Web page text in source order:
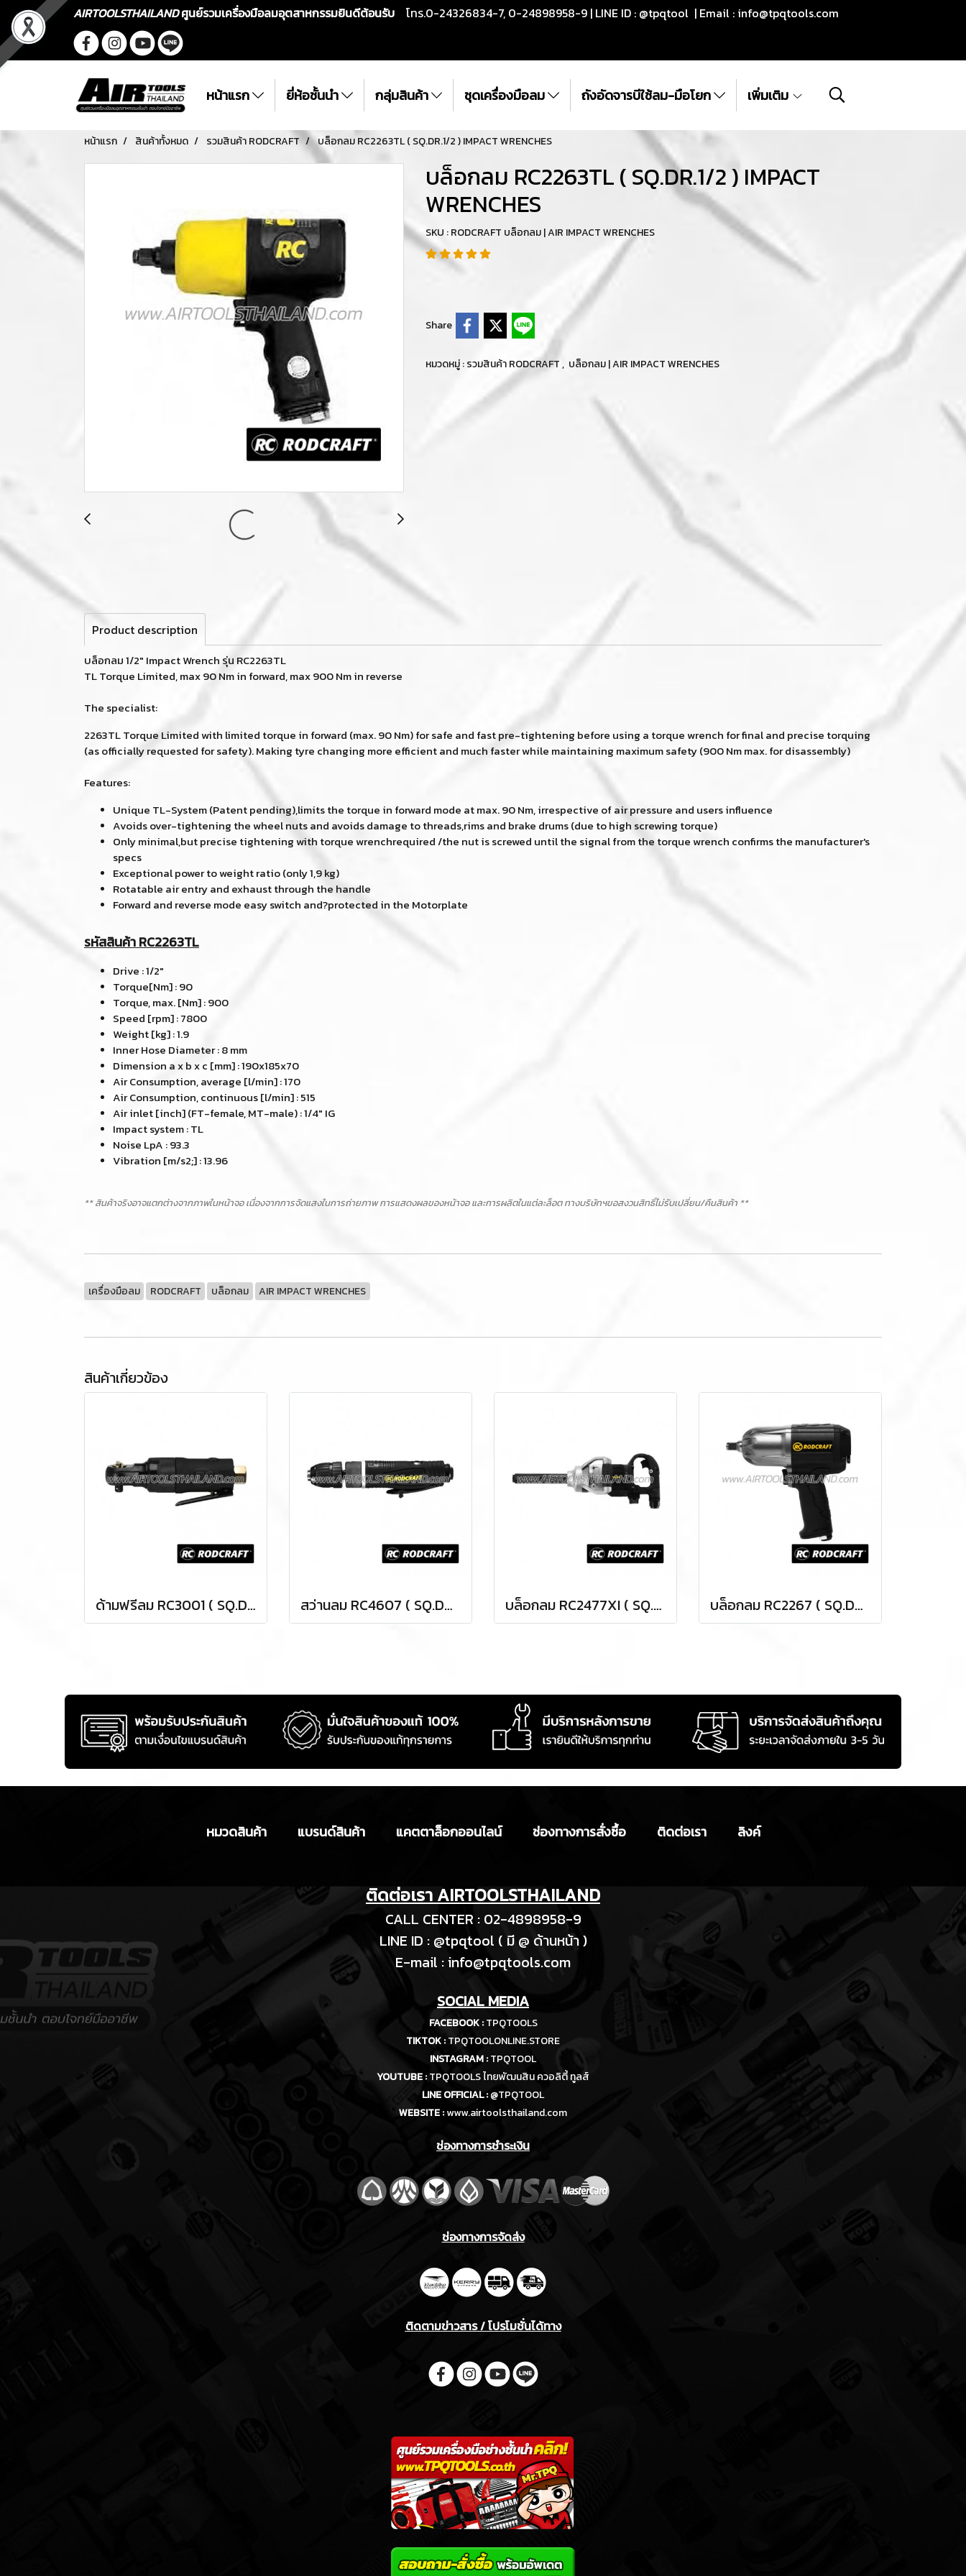
AIRTOOLSTHAILANDศูนย์รวมเครื่องมือลมอุตสาหกรรมยินดีต้อนรับ โทร.0-24326834-7, 0-24898958-9 | LINE ID : @tpqtool | Email : info@tpqtools.com
หน้าแรก ยี่ห้อชั้นนำ กลุ่มสินค้า ชุดเครื่องมือลม ถังอัดจารบีใช้ลม-มือโยก เพิ่มเติม
หน้าแรก สินค้าทั้งหมด รวมสินค้า RODCRAFT บล็อกลม RC2263TL ( SQ.DR.1/2 ) IMPACT WRENCHES
บล็อกลม RC2263TL ( SQ.DR.1/2 ) IMPACT
WRENCHES
SKU : RODCRAFT บล็อกลม | AIR IMPACT WRENCHES
Share
หมวดหมู่ :รวมสินค้า RODCRAFT, บล็อกลม | AIR IMPACT WRENCHES
Product description
บล็อกลม 1/2" Impact Wrench รุ่น RC2263TL
TL Torque Limited, max 90 Nm in forward, max 900 Nm in reverse
The specialist:
2263TL Torque Limited with limited torque in forward (max. 90 Nm) for safe and fast pre-tightening before using a torque wrench for final and precise torquing
(as officially requested for safety). Making tyre changing more efficient and much faster while maintaining maximum safety (900 Nm max. for disassembly)
Features:
Unique TL-System (Patent pending),limits the torque in forward mode at max. 90 Nm, irrespective of air pressure and users influence
Avoids over-tightening the wheel nuts and avoids damage to threads,rims and brake drums (due to high screwing torque)
Only minimal,but precise tightening with torque wrenchrequired /the nut is screwed until the signal from the torque wrench confirms the manufacturer's
specs
Exceptional power to weight ratio (only 1,9 kg)
Rotatable air entry and exhaust through the handle
Forward and reverse mode easy switch and?protected in the Motorplate
รหัสสินค้า RC2263TL
Drive : 1/2"
Torque[Nm] : 90
Torque, max. [Nm] : 900
Speed [rpm] : 7800
Weight [kg] : 1.9
Inner Hose Diameter : 8 mm
Dimension a x b x c [mm] : 190x185x70
Air Consumption, average [l/min] : 170
Air Consumption, continuous [l/min] : 515
Air inlet [inch] (FT-female, MT-male) : 1/4" IG
Impact system : TL
Noise LpA : 93.3
Vibration [m/s2;] : 13.96
** สินค้าจริงอาจแตกต่างจากภาพในหน้าจอ เนื่องจากการจัดแสงในการถ่ายภาพ การแสดงผลของหน้าจอ และการผลิตในแต่ละล็อต ทางบริษัทฯขอสงวนสิทธิ์ไม่รับเปลี่ยน/คืนสินค้า **
เครื่องมือลม RODCRAFT บล็อกลม AIR IMPACT WRENCHES
สินค้าเกี่ยวข้อง
ด้ามฟรีลม RC3001 ( SQ.DR.1/4 ) AIR RATCHET สว่านลม RC4607 ( SQ.DR.3/8" ) AIR DRILLS บล็อกลม RC2477XI ( SQ.DR.1 ) IMPACT WRENCHES บล็อกลม RC2267 ( SQ.DR.1/2 ) IMPACT WRENCHES
หมวดสินค้า แบรนด์สินค้า แคตตาล็อกออนไลน์ ช่องทางการสั่งซื้อ ติดต่อเรา ลิงค์
ติดต่อเรา AIRTOOLSTHAILAND
CALL CENTER : 02-4898958-9
LINE ID : @tpqtool ( มี @ ด้านหน้า )
E-mail :info@tpqtools.com
SOCIAL MEDIA
FACEBOOK : TPQTOOLS
TIKTOK :TPQTOOLONLINE.STORE
INSTAGRAM :TPQTOOL
YOUTUBE :TPQTOOLS ไทยพัฒนสิน ควอลิตี้ ทูลส์
LINE OFFICIAL :@TPQTOOL
WEBSITE :www.airtoolsthailand.com
ช่องทางการชำระเงิน
ช่องทางการจัดส่ง
ติดตามข่าวสาร / โปรโมชั่นได้ทาง